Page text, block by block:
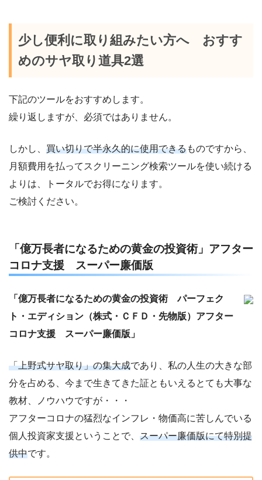
少し便利に取り組みたい方へ おすす
めのサヤ取り道具2選
下記のツールをおすすめします。
繰り返しますが、必須ではありません。
しかし、 買い切りで半永久的に使用できるものですから、
月額費用を払ってスクリーニング検索ツールを使い続ける
よりは、トータルでお得になります。
ご検討ください。
「億万長者になるための黄金の投資術」アフター
コロナ支援 スーパー廉価版
「億万長者になるための黄金の投資術 パーフェク
ト・エディション（株式・ＣＦＤ・先物版）アフター
コロナ支援 スーパー廉価版」
「上野式サヤ取り」の集大成であり、私の人生の大きな部
分を占める、今まで生きてきた証ともいえるとても大事な
教材、ノウハウですが・・・
アフターコロナの猛烈なインフレ・物価高に苦しんでいる
個人投資家支援ということで、 スーパー廉価版にて特別提
供中です。